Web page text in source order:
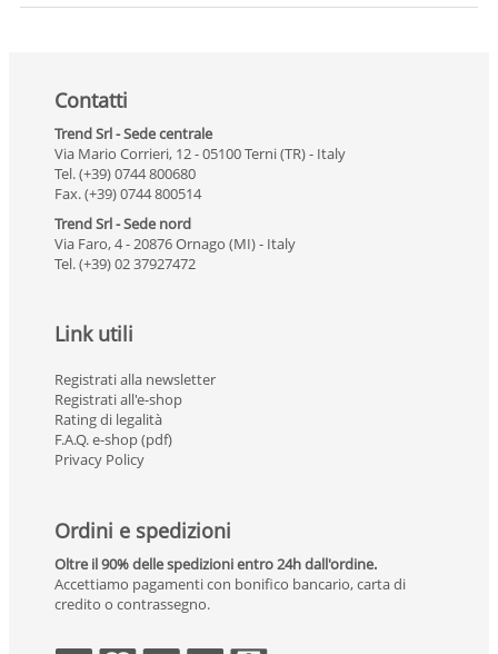
Contatti
Trend Srl - Sede centrale
Via Mario Corrieri, 12 - 05100 Terni (TR) - Italy
Tel. (+39) 0744 800680
Fax. (+39) 0744 800514
Trend Srl - Sede nord
Via Faro, 4 - 20876 Ornago (MI) - Italy
Tel. (+39) 02 37927472
Link utili
Registrati alla newsletter
Registrati all'e-shop
Rating di legalità
F.A.Q. e-shop (pdf)
Privacy Policy
Ordini e spedizioni
Oltre il 90% delle spedizioni entro 24h dall'ordine.
Accettiamo pagamenti con bonifico bancario, carta di
credito o contrassegno.